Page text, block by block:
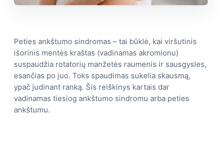
Peties ankštumo sindromas – tai būklė, kai viršutinis
išorinis mentės kraštas (vadinamas akromionu)
suspaudžia rotatorių manžetės raumenis ir sausgysles,
esančias po juo. Toks spaudimas sukelia skausmą,
ypač judinant ranką. Šis reiškinys kartais dar
vadinamas tiesiog ankštumo sindromu arba peties
ankštumu.